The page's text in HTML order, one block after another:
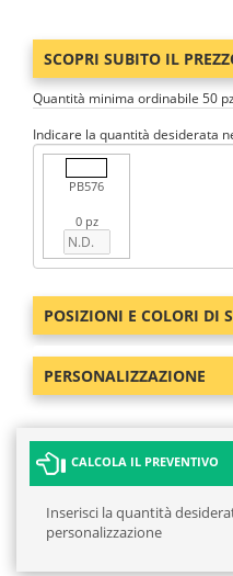
SCOPRI SUBITO IL
Quantità minima ordinabile 50
Indicare la quantità desiderata
PB576
0 pz
POSIZIONI E COLORI DI
PERSONALIZZAZIONE
CALCOLA IL PREVENTIVO
Inserisci la quantità
personalizzazione